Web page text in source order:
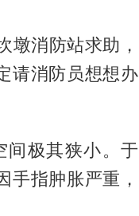
墩消防站求助，
请消防员想想办
间极其狭小。于
手指肿胀严重，